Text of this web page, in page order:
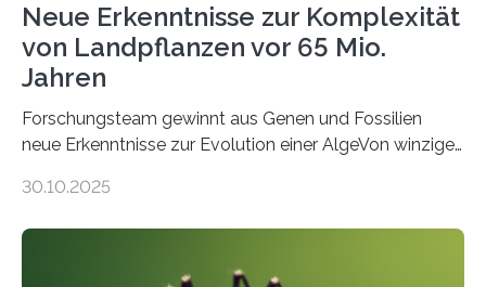
Neue Erkenntnisse zur Komplexität
von Landpflanzen vor 65 Mio.
Jahren
Forschungsteam gewinnt aus Genen und Fossilien
neue Erkenntnisse zur Evolution einer AlgeVon winzigen
Landpflanzen zählen zu den komplexesten
Grünalgen, die vor Hunderten von Millionen Jahren
30.10.2025